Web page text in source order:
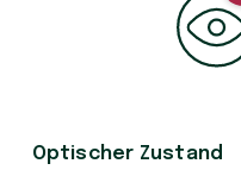
Optischer Zustand